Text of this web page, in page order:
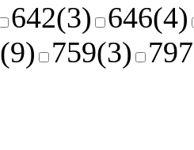
642(3) 646(4)
(9) 759(3) 797